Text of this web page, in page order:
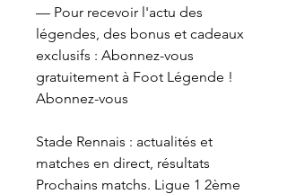
— Pour recevoir l'actu des
légendes, des bonus et cadeaux
exclusifs : Abonnez-vous
gratuitement à Foot Légende !
Abonnez-vous
Stade Rennais : actualités et
matches en direct, résultats
Prochains matchs. Ligue 1 2ème